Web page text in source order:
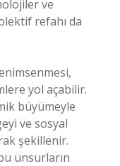
ve
refahı da
yol açabilir.
büyümeyle
ve sosyal
şekillenir.
unsurların